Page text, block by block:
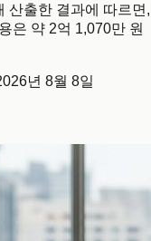
산출한 결과에 따르면,
은 약 2억 1,070만 원
년 8월 8일